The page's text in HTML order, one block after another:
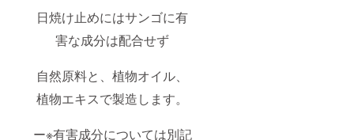
日焼け止めにはサンゴに有
害な成分は配合せず
自然原料と、植物オイル、
植物エキスで製造します。
ー※有害成分については別記